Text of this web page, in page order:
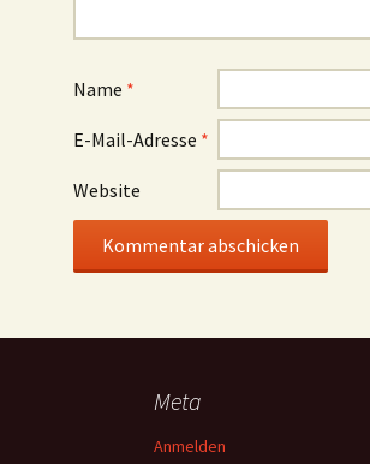
Name *
E-Mail-Adresse *
Website
Meta
Anmelden